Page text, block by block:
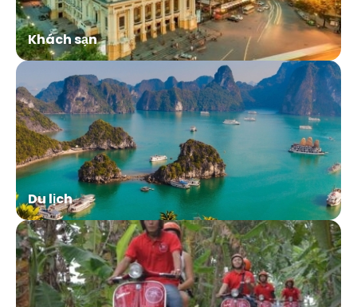
Khách sạn
Du lịch